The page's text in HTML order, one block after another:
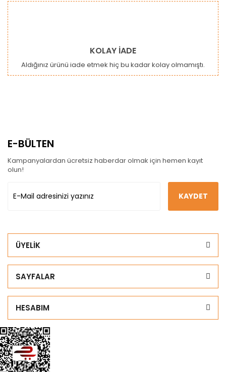
KOLAY İADE
Aldığınız ürünü iade etmek hiç bu kadar kolay olmamıştı.
E-BÜLTEN
Kampanyalardan ücretsiz haberdar olmak için hemen kayıt
olun!
KAYDET
ÜYELİK
SAYFALAR
HESABIM